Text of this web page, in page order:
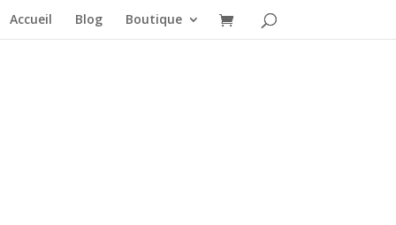
Accueil Blog Boutique